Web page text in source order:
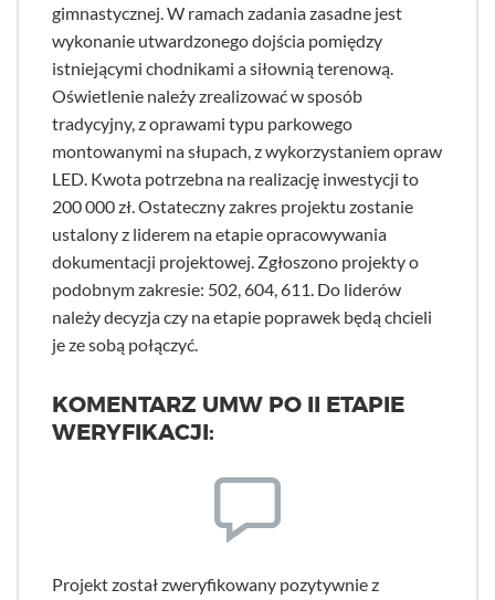
gimnastycznej. W ramach zadania zasadne jest
wykonanie utwardzonego dojścia pomiędzy
istniejącymi chodnikami a siłownią terenową.
Oświetlenie należy zrealizować w sposób
tradycyjny, z oprawami typu parkowego
montowanymi na słupach, z wykorzystaniem opraw
LED. Kwota potrzebna na realizację inwestycji to
200 000 zł. Ostateczny zakres projektu zostanie
ustalony z liderem na etapie opracowywania
dokumentacji projektowej. Zgłoszono projekty o
podobnym zakresie: 502, 604, 611. Do liderów
należy decyzja czy na etapie poprawek będą chcieli
je ze sobą połączyć.
KOMENTARZ UMW PO II ETAPIE
WERYFIKACJI:
Projekt został zweryfikowany pozytywnie z